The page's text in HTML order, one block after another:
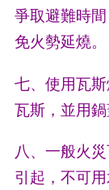
爭取避難時
免火勢延燒。
七、使用瓦
瓦斯，並用鍋
八、一般火
引起，不可